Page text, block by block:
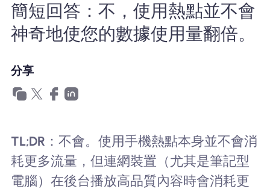
使用 eSIM
企業用戶
簡短回答：不，使用熱點並不會
神奇地使您的數據使用量翻倍。
分享
TL;DR ：不會。使用手機熱點本身並不會消
耗更多流量，但連網裝置（尤其是筆記型
電腦）在後台播放高品質內容時會消耗更